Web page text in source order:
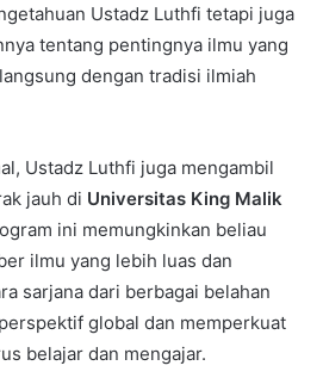
Ustadz Luthfi tetapi juga
tentang pentingnya ilmu yang
dengan tradisi ilmiah
Ustadz Luthfi juga mengambil
jauh di Universitas King Malik
ini memungkinkan beliau
ilmu yang lebih luas dan
sarjana dari berbagai belahan
global dan memperkuat
belajar dan mengajar.